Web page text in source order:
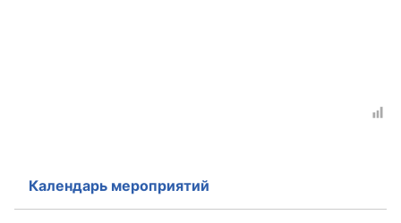
Календарь мероприятий